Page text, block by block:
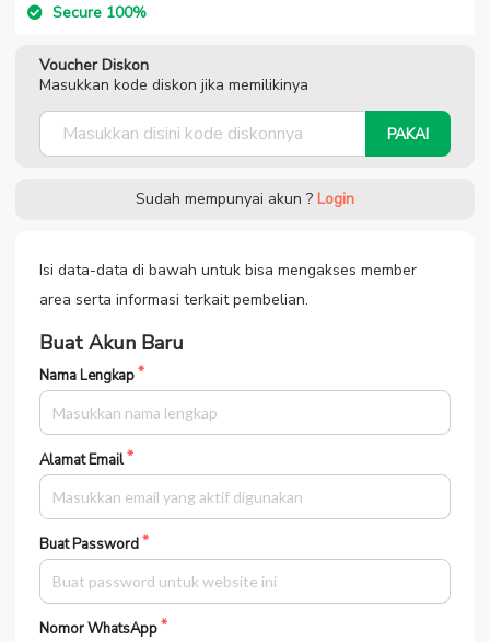
Secure 100%
Voucher Diskon
Masukkan kode diskon jika memilikinya
PAKAI
Sudah mempunyai akun ? Login
Isi data-data di bawah untuk bisa mengakses member
area serta informasi terkait pembelian.
Buat Akun Baru
Nama Lengkap
Alamat Email
Buat Password
Nomor WhatsApp